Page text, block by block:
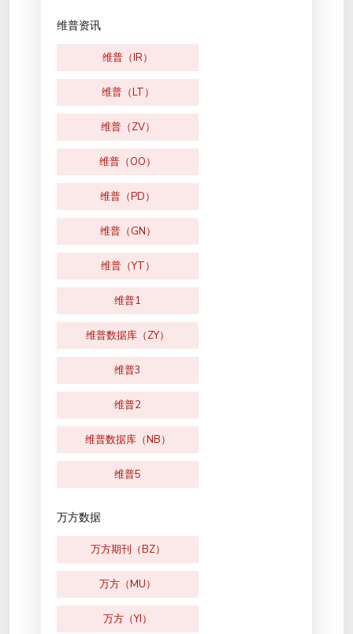
维普资讯
维普（IR）
维普（LT）
维普（ZV）
维普（OO）
维普（PD）
维普（GN）
维普（YT）
维普1
维普数据库（ZY）
维普3
维普2
维普数据库（NB）
维普5
万方数据
万方期刊（BZ）
万方（MU）
万方（YI）